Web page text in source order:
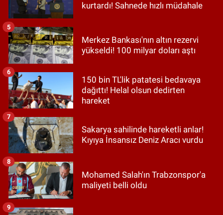
kurtardı! Sahnede hızlı müdahale
Merkez Bankası'nın altın rezervi
yükseldi! 100 milyar doları aştı
5
150 bin TL'lik patatesi bedavaya
dağıttı! Helal olsun dedirten
hareket
6
Sakarya sahilinde hareketli anlar!
Kıyıya İnsansız Deniz Aracı vurdu
7
Mohamed Salah'ın Trabzonspor'a
maliyeti belli oldu
8
9